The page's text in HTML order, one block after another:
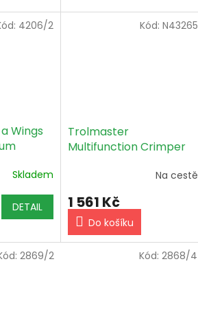
Wings
Skladem
DETAIL
4206/2
Trolmaster
Multifunction Crimper
Na cestě
1 561 Kč
Do košíku
Kód:N43265
2869/2 Kód:2868/4